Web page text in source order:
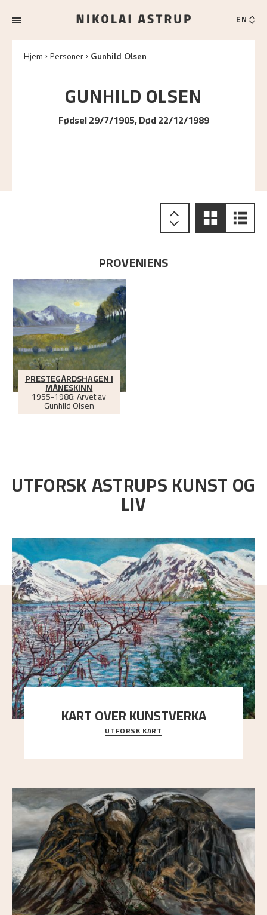
EN
Hjem Personer Gunhild Olsen
GUNHILDOLSEN
Fødsel 29/7/1905, Død 22/12/1989
PROVENIENS
PRESTEGÅRDSHAGEN I
MÅNESKINN
1955-1988: Arvet av
Gunhild Olsen
UTFORSK ASTRUPS KUNST OG
LIV
KART OVER KUNSTVERKA
Utforsk stedene og utsiktene i Astrups malerier
UTFORSK KART